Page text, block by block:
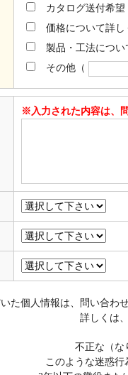
カタログ送付希望
価格について詳し
製品・工法につ
その他 （
※入力された内容は、
た個人情報は、問い合わ
詳しくは、
不正な（な
このような迷惑行